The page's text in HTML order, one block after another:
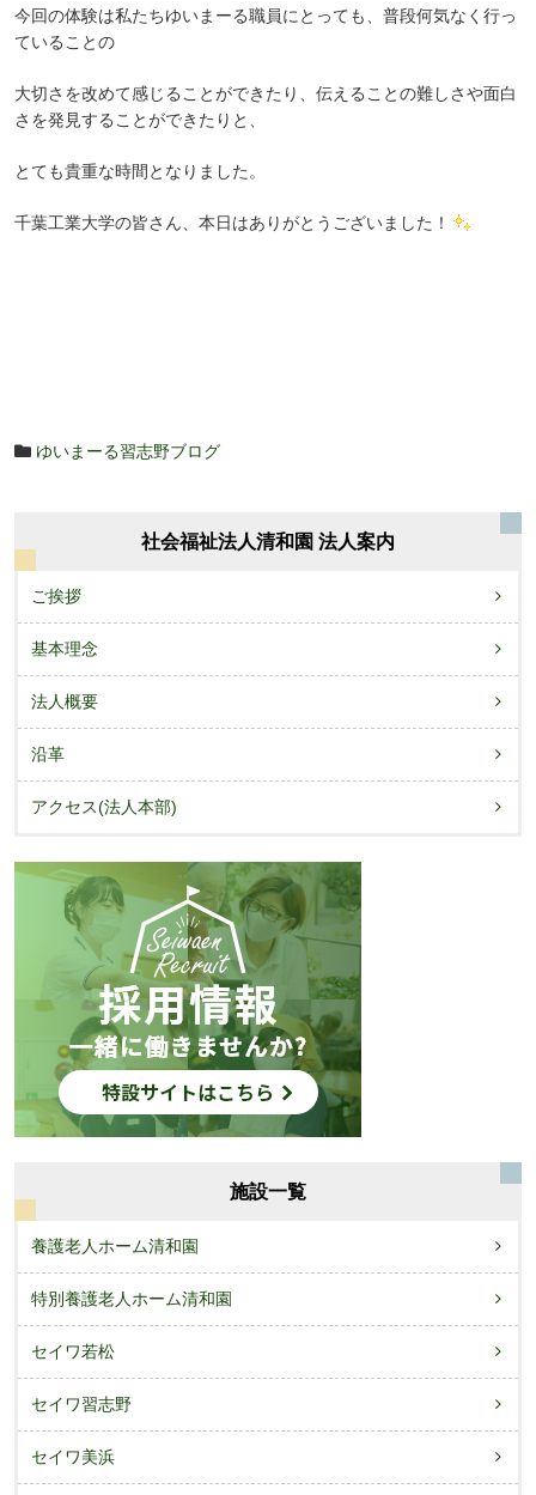
今回の体験は私たちゆいまーる職員にとっても、普段何気なく行っ
ていることの
大切さを改めて感じることができたり、伝えることの難しさや面白
さを発見することができたりと、
とても貴重な時間となりました。
千葉工業大学の皆さん、本日はありがとうございました！
ゆいまーる習志野ブログ
社会福祉法人清和園 法人案内
ご挨拶
基本理念
法人概要
沿革
アクセス(法人本部)
施設一覧
養護老人ホーム清和園
特別養護老人ホーム清和園
セイワ若松
セイワ習志野
セイワ美浜